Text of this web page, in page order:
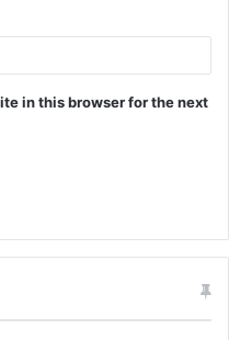
in this browser for the next